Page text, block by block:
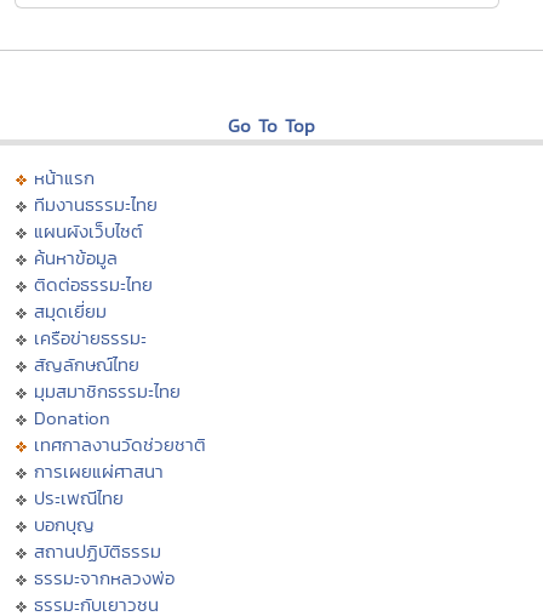
Go To Top
หน้าแรก
ทีมงานธรรมะไทย
แผนผังเว็บไซต์
ค้นหาข้อมูล
ติดต่อธรรมะไทย
สมุดเยี่ยม
เครือข่ายธรรมะ
สัญลักษณ์ไทย
มุมสมาชิกธรรมะไทย
Donation
เทศกาลงานวัดช่วยชาติ
การเผยแผ่ศาสนา
ประเพณีไทย
บอกบุญ
สถานปฏิบัติธรรม
ธรรมะจากหลวงพ่อ
ธรรมะกับเยาวชน